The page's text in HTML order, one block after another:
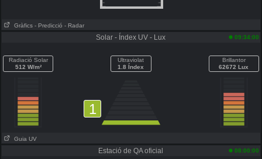
Gràfics - Predicció - Radar
Solar - Índex UV - Lux 09:34:00
Radiació Solar
512 W/m²
Ultraviolat
1.8 Índex
1
Brillantor
62672 Lux
Guia UV
Estació de QA oficial 08:00:00